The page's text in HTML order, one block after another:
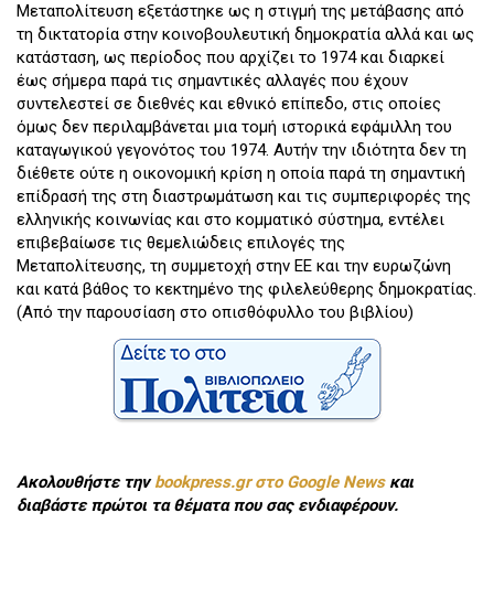
Μεταπολίτευση εξετάστηκε ως η στιγμή της μετάβασης από
τη δικτατορία στην κοινοβουλευτική δημοκρατία αλλά και ως
κατάσταση, ως περίοδος που αρχίζει το 1974 και διαρκεί
έως σήμερα παρά τις σημαντικές αλλαγές που έχουν
συντελεστεί σε διεθνές και εθνικό επίπεδο, στις οποίες
όμως δεν περιλαμβάνεται μια τομή ιστορικά εφάμιλλη του
καταγωγικού γεγονότος του 1974. Αυτήν την ιδιότητα δεν τη
διέθετε ούτε η οικονομική κρίση η οποία παρά τη σημαντική
επίδρασή της στη διαστρωμάτωση και τις συμπεριφορές της
ελληνικής κοινωνίας και στο κομματικό σύστημα, εντέλει
επιβεβαίωσε τις θεμελιώδεις επιλογές της
Μεταπολίτευσης, τη συμμετοχή στην ΕΕ και την ευρωζώνη
και κατά βάθος το κεκτημένο της φιλελεύθερης δημοκρατίας.
(Από την παρουσίαση στο οπισθόφυλλο του βιβλίου)
Ακολουθήστε τηνbookpress.gr στο Google Newsκαι
διαβάστε πρώτοι τα θέματα που σας ενδιαφέρουν.